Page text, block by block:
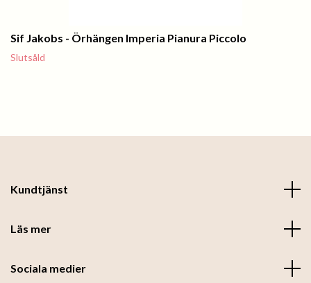
Sif Jakobs - Örhängen Imperia Pianura Piccolo
Slutsåld
Kundtjänst
Läs mer
Sociala medier